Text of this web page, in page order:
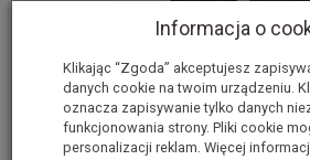
Informacja o
Klikając “Zgoda” akceptujesz
danych cookie na twoim urządzeniu.
oznacza zapisywanie tylko danych
funkcjonowania strony. Pliki cookie
personalizacji reklam. Więcej